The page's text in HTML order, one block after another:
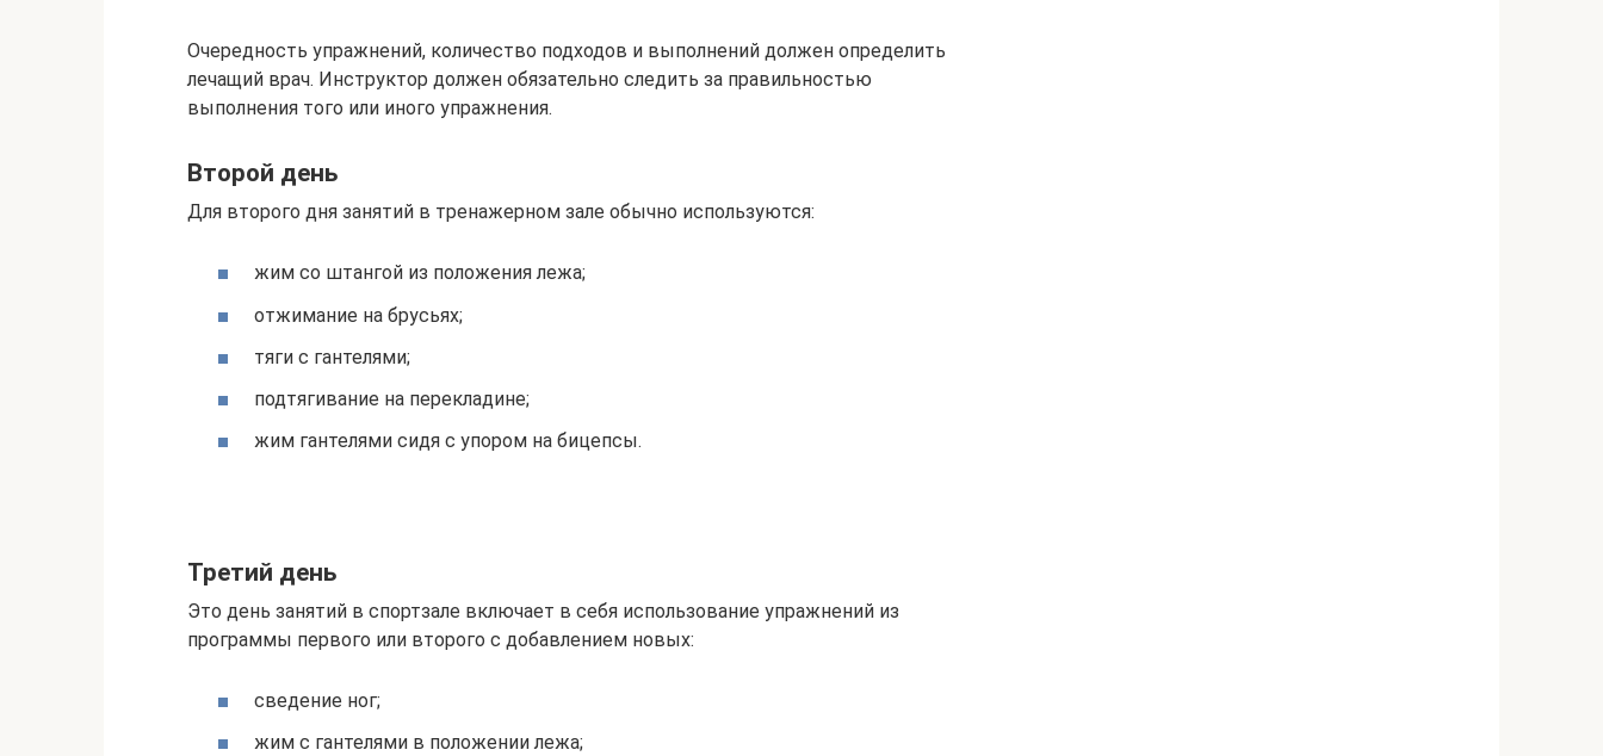
Очередность упражнений, количество подходов и выполнений должен определить
лечащий врач. Инструктор должен обязательно следить за правильностью
выполнения того или иного упражнения.
Второй день
Для второго дня занятий в тренажерном зале обычно используются:
жим со штангой из положения лежа;
отжимание на брусьях;
тяги с гантелями;
подтягивание на перекладине;
жим гантелями сидя с упором на бицепсы.
Третий день
Это день занятий в спортзале включает в себя использование упражнений из
программы первого или второго с добавлением новых:
сведение ног;
жим с гантелями в положении лежа;